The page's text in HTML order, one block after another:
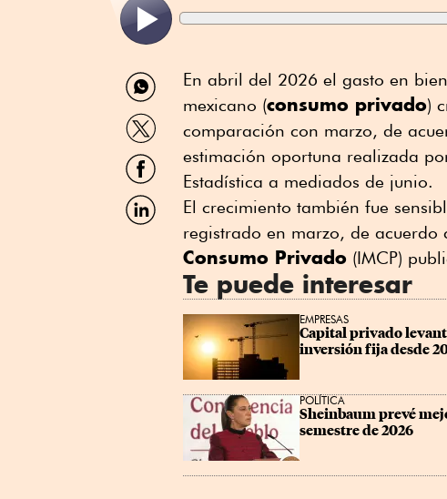
Compartir
por
WhatsApp
Compartir
por
Twitter
Compartir
por
Facebook
Compartir
por
En abril del 2026 el gasto en
mexicano (consumo privado)
comparación con marzo, de
estimación oportuna realizada
Estadística a mediados de junio.
El crecimiento también fue
registrado en marzo, de acuerdo
Consumo Privado (IMCP)
Te puede interesar
EMPRESAS
Capital privado
inversión fija desde
POLÍTICA
Sheinbaum prevé
semestre de 2026